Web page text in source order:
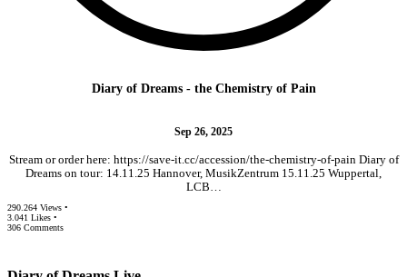
Diary of Dreams - the Chemistry of Pain
Sep 26, 2025
Stream or order here: https://save-it.cc/accession/the-chemistry-of-pain Diary of
Dreams on tour: 14.11.25 Hannover, MusikZentrum 15.11.25 Wuppertal,
LCB…
290.264 Views •
3.041 Likes •
306 Comments